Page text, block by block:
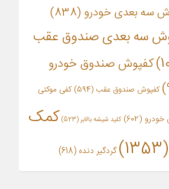
سه بعدی خودرو (838)
سه بعدی صندوق عقب
کفپوش صندوق خودرو
کفپوش صندوق عقب (594) کفی موکتی
خودرو (602) کلید شیشه بالابر(523)
کمک
گردگیر دنده (618)